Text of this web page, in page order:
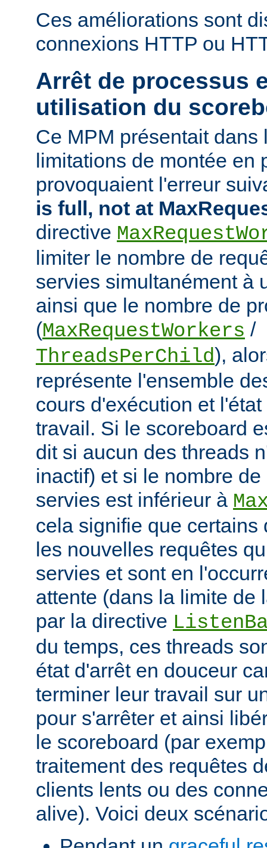
Ces améliorations sont
connexions HTTP ou
Arrêt de processus
utilisation du
Ce MPM présentait dans
limitations de montée en
provoquaient l'erreur
is full, not at
directive
limiter le nombre de
servies simultanément à
ainsi que le nombre de
(MaxRequestWorkers /
ThreadsPerChild),
représente l'ensemble
cours d'exécution et
travail. Si le scoreboard
dit si aucun des threads
inactif) et si le nombre
servies est inférieur à
cela signifie que certains
les nouvelles requêtes
servies et sont en
attente (dans la limite de
par la directive
du temps, ces threads
état d'arrêt en douceur
terminer leur travail sur
pour s'arrêter et ainsi
le scoreboard (par
traitement des requêtes
clients lents ou des
alive). Voici deux